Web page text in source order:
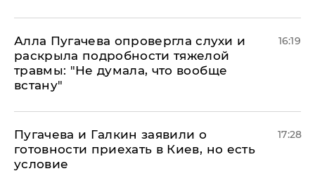
Алла Пугачева опровергла слухи и
раскрыла подробности тяжелой
травмы: "Не думала, что вообще
встану"
16:19
Пугачева и Галкин заявили о
готовности приехать в Киев, но есть
условие
17:28